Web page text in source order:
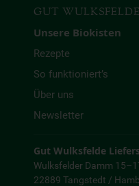
GUT
Unsere Biokisten
Rezepte
So funktioniert’s
Über uns
Newsletter
Gut Wulksfelde
Wulksfelder Damm
22889 Tangstedt /